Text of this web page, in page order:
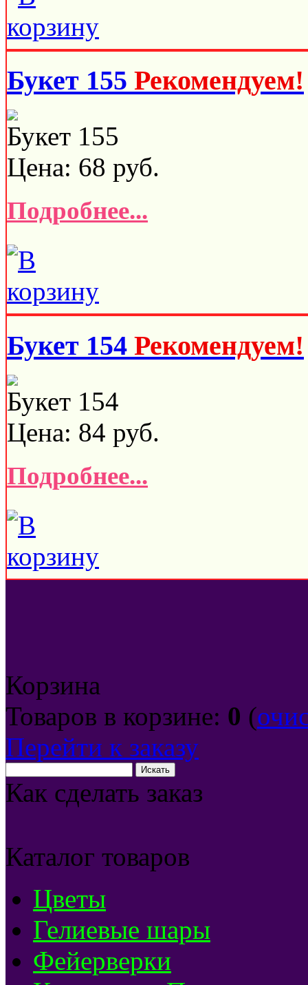
Букет 155 Рекомендуем!
Букет 155
Цена: 68 руб.
Подробнее...
Букет 154 Рекомендуем!
Букет 154
Цена: 84 руб.
Подробнее...
Корзина
Товаров в корзине: 0 (
Перейти к заказу
Как сделать заказ
Каталог товаров
Цветы
Гелиевые шары
Фейерверки